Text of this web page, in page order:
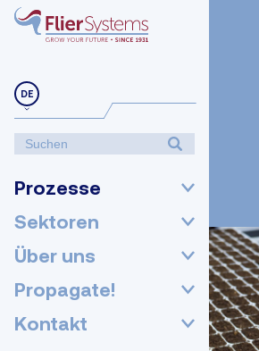
DE
Prozesse
Sektoren
Über uns
Propagate!
Kontakt